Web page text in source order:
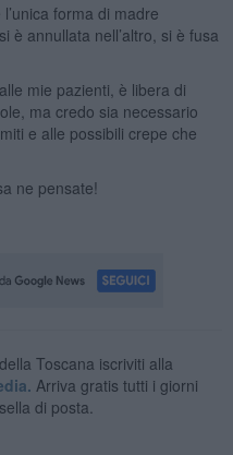
forma di madre
è annullata nell’altro, si è fusa
mie pazienti, è libera di
ma credo sia necessario
e alle possibili crepe che
ne pensate!
Toscana iscriviti alla
Arriva gratis tutti i giorni
di posta.